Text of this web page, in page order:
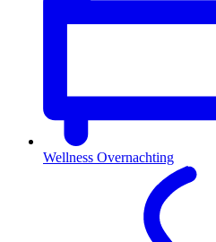
Wellness Overnachting